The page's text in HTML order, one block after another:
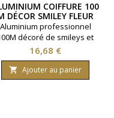
COIFFURE 100
DÉCOR SMILEY FLEUR
(12 CM X 12 MICRONS)
Aluminium professionnel
décoré de smileys et
fleurs bleues. Idéal pour les
techniques de mèches,
balayages et colorations en
salon. 12 cm x 12 microns.
Prix
16,68 €
 Ajouter au panier